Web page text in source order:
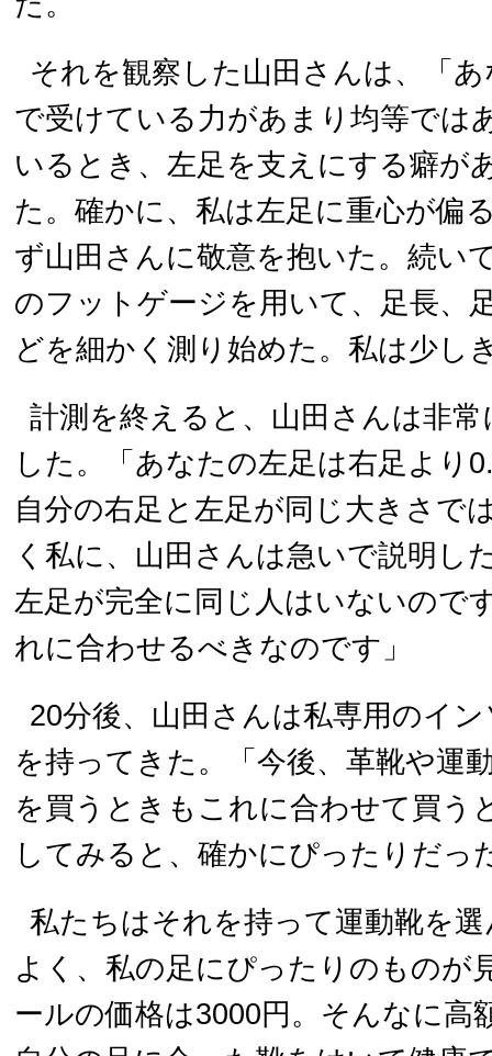
それを観察した山田さんは、「
で受けている力があまり均等では
いるとき、左足を支えにする癖が
た。確かに、私は左足に重心が偏
ず山田さんに敬意を抱いた。続い
のフットゲージを用いて、足長、
どを細かく測り始めた。私は少し
計測を終えると、山田さんは非
した。「あなたの左足は右足より
自分の右足と左足が同じ大きさで
く私に、山田さんは急いで説明し
左足が完全に同じ人はいないので
れに合わせるべきなのです」
20分後、山田さんは私専用のイ
を持ってきた。「今後、革靴や運
を買うときもこれに合わせて買う
してみると、確かにぴったりだっ
私たちはそれを持って運動靴を
よく、私の足にぴったりのものが
ールの価格は3000円。そんなに高